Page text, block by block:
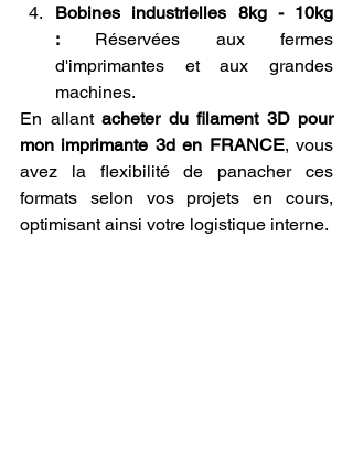
Bobines industrielles 8kg - 10kg
: Réservées aux fermes
d'imprimantes et aux grandes
machines.
En allant acheter du filament 3D pour
mon imprimante 3d en FRANCE, vous
avez la flexibilité de panacher ces
formats selon vos projets en cours,
optimisant ainsi votre logistique interne.